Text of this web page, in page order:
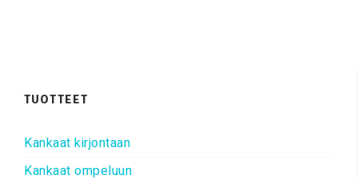
TUOTTEET
Kankaat kirjontaan
Kankaat ompeluun